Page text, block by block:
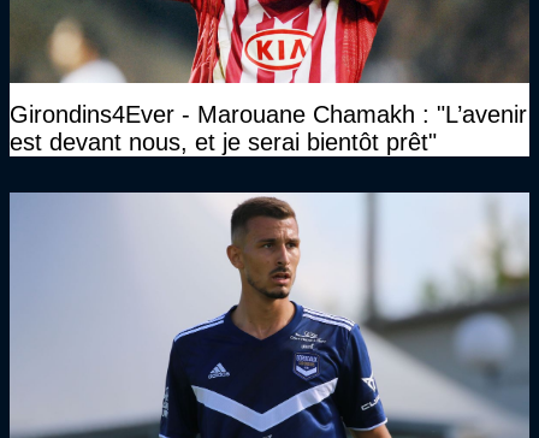
Girondins4Ever - Marouane Chamakh : "L’avenir
est devant nous, et je serai bientôt prêt"